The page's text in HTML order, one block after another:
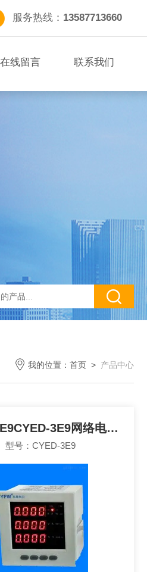
服务热线： 13587713660
在线留言 联系我们
我的位置： 首页 > 产品中心
CYED-3E9CYED-3E9网络电力仪表
型号：CYED-3E9